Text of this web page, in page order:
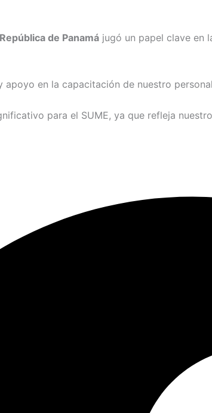
de Panamá jugó un papel clave en
apoyo en la capacitación de nuestro
para el SUME, ya que refleja